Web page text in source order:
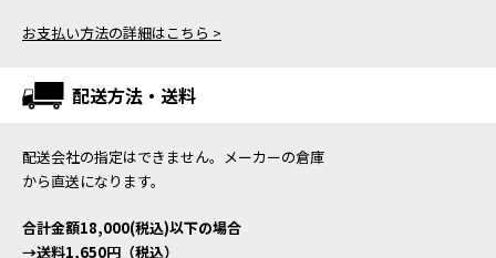
お支払い方法の詳細はこちら >
配送方法・送料
配送会社の指定はできません。メーカーの倉庫
から直送になります。
合計金額18,000(税込)以下の場合
→送料1,650円（税込）